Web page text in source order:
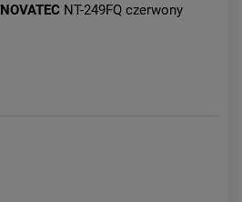
NOVATEC NT-249FQ czerwony